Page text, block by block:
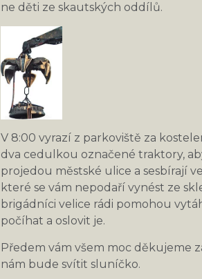
ne děti ze skautských oddílů.
V 8:00 vyrazí z parkoviště za
dva cedulkou označené traktory,
projedou městské ulice a sesbírají
které se vám nepodaří vynést ze
brigádníci velice rádi pomohou
počíhat a oslovit je.
Předem vám všem moc děkujeme
nám bude svítit sluníčko.